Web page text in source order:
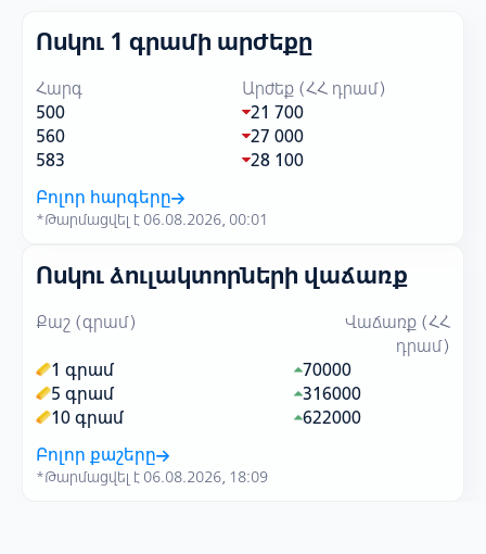
Ոսկու 1 գրամի արժեքը
Հարգ
Արժեք (ՀՀ դրամ)
500
21 700
560
27 000
583
28 100
Բոլոր հարգերը
*Թարմացվել է 06.08.2026, 00:01
Ոսկու ձուլակտորների վաճառք
Քաշ (գրամ)
Վաճառք (ՀՀ
դրամ)
1 գրամ
70000
5 գրամ
316000
10 գրամ
622000
Բոլոր քաշերը
*Թարմացվել է 06.08.2026, 18:09